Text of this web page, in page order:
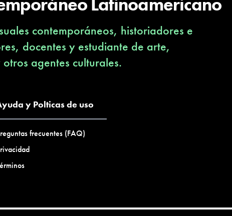
contemporáneos, historiadores e
docentes y estudiante de arte,
agentes culturales.
y Polticas de uso
frecuentes (FAQ)